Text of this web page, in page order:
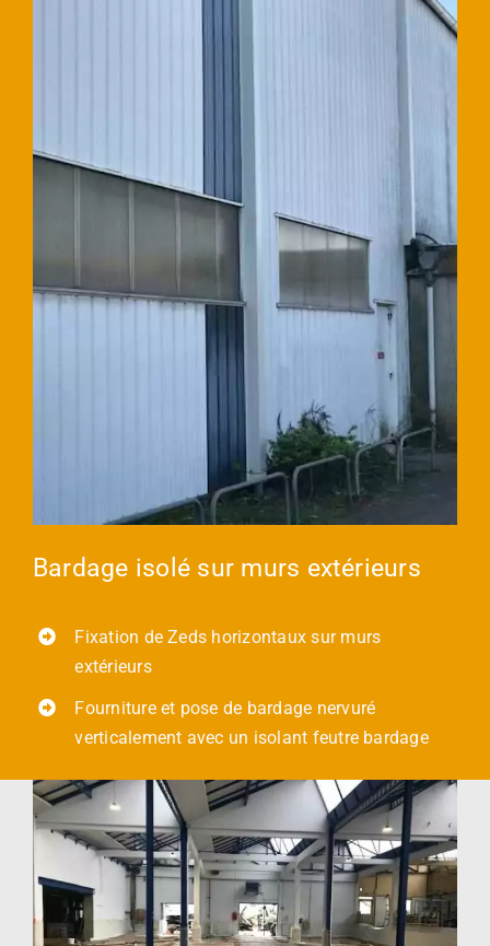
Bardage isolé sur murs extérieurs
Fixation de Zeds horizontaux sur murs
extérieurs
Fourniture et pose de bardage nervuré
verticalement avec un isolant feutre bardage